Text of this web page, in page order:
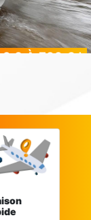
2.3 À 799 € !